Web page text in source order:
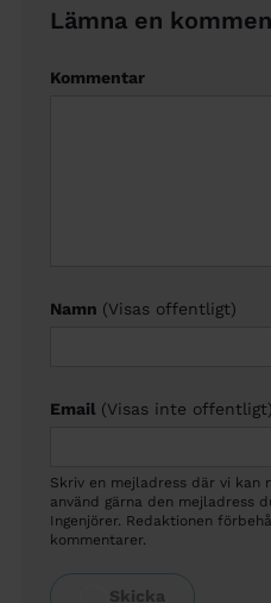
Lämna en
Kommentar
Namn (Visas offentligt)
Email (Visas inte offentligt)
Skriv en mejladress där vi kan
använd gärna den mejladress
Ingenjörer. Redaktionen
kommentarer.